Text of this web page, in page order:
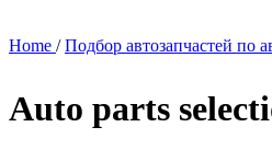
Home /Подбор автозапчастей по
Auto parts